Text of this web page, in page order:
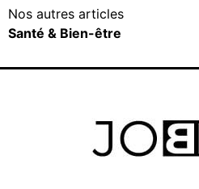
Nos autres articles
Santé & Bien-être